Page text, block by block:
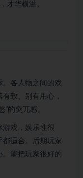
才华横溢。
。各人物之间的戏
致、别有用心，
”的突兀感。
游戏，娱乐性很
都适合。后期玩家
能把玩家很好的